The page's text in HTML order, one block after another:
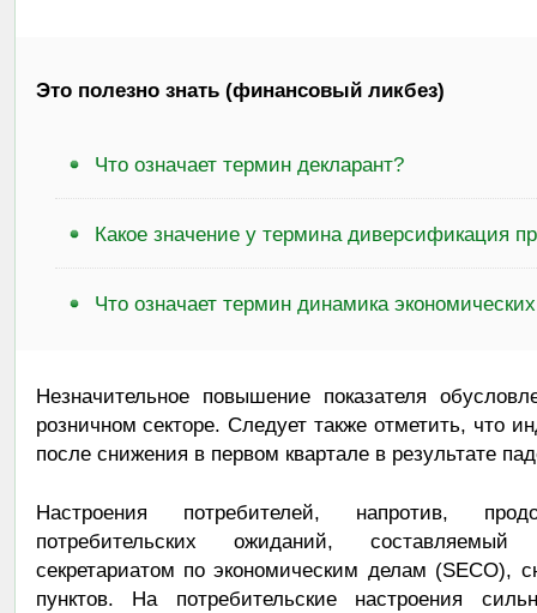
Это полезно знать (финансовый ликбез)
Что означает термин декларант?
Какое значение у термина диверсификация
Что означает термин динамика
Незначительное повышение показателя
розничном секторе. Следует также отметить, что
после снижения в первом квартале в результате
Настроения потребителей, напротив,
потребительских ожиданий, составляемый
секретариатом по экономическим делам (SECO),
пунктов. На потребительские настроения